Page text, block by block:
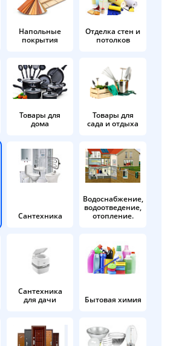
Напольные
покрытия
Отделка стен и
потолков
Товары для
дома
Товары для
сада и отдыха
Сантехника
Водоснабжение,
водоотведение,
отопление.
Сантехника
для дачи
Бытовая химия